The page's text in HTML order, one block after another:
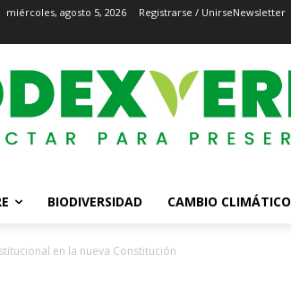
miércoles, agosto 5, 2026 Registrarse / UnirseNewsletter
BIODIVERSIDAD CAMBIO CLIMÁTICO
en la nueva Constitución